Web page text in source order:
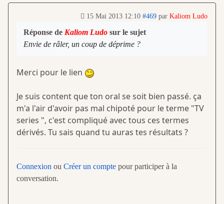
15 Mai 2013 12:10 #469 par Kaliom Ludo
Réponse de Kaliom Ludo sur le sujet
Envie de râler, un coup de déprime ?
Merci pour le lien
Je suis content que ton oral se soit bien passé. ça
m'a l'air d'avoir pas mal chipoté pour le terme "TV
series ", c'est compliqué avec tous ces termes
dérivés. Tu sais quand tu auras tes résultats ?
Connexion ou Créer un compte pour participer à la
conversation.